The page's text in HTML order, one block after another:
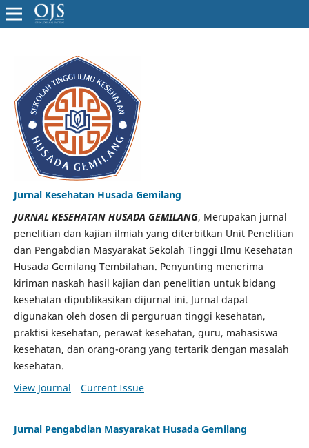
Jurnal Kesehatan Husada Gemilang
JURNAL KESEHATAN HUSADA GEMILANG, Merupakan jurnal
penelitian dan kajian ilmiah yang diterbitkan Unit Penelitian
dan Pengabdian Masyarakat Sekolah Tinggi Ilmu Kesehatan
Husada Gemilang Tembilahan. Penyunting menerima
kiriman naskah hasil kajian dan penelitian untuk bidang
kesehatan dipublikasikan dijurnal ini. Jurnal dapat
digunakan oleh dosen di perguruan tinggi kesehatan,
praktisi kesehatan, perawat kesehatan, guru, mahasiswa
kesehatan, dan orang-orang yang tertarik dengan masalah
kesehatan.
View Journal
Current Issue
Jurnal Pengabdian Masyarakat Husada Gemilang